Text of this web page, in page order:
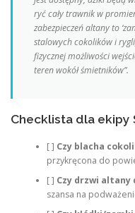
ryć cały trawnik w
zabezpieczeń altany to
stalowych cokolików i
fizycznej możliwości
teren wokół śmietników”.
Checklista dla ekipy
[ ] Czy blacha
przykręcona do
[ ] Czy drzwi altany
szansa na